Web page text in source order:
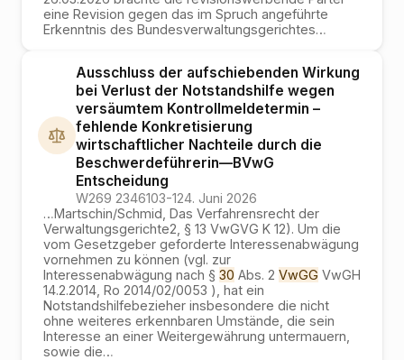
eine Revision gegen das im Spruch angeführte
Erkenntnis des Bundesverwaltungsgerichtes…
Ausschluss der aufschiebenden Wirkung
bei Verlust der Notstandshilfe wegen
versäumtem Kontrollmeldetermin –
fehlende Konkretisierung
wirtschaftlicher Nachteile durch die
Beschwerdeführerin—BVwG
Entscheidung
W269 2346103-124. Juni 2026
…Martschin/Schmid, Das Verfahrensrecht der
Verwaltungsgerichte2, § 13 VwGVG K 12). Um die
vom Gesetzgeber geforderte Interessenabwägung
vornehmen zu können (vgl. zur
Interessenabwägung nach § 30 Abs. 2 VwGG VwGH
14.2.2014, Ro 2014/02/0053 ), hat ein
Notstandshilfebezieher insbesondere die nicht
ohne weiteres erkennbaren Umstände, die sein
Interesse an einer Weitergewährung untermauern,
sowie die…